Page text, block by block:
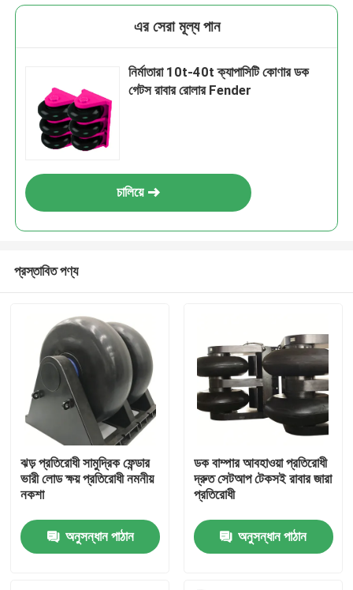
এর সেরা মূল্য পান
নির্মাতারা 10t-40t ক্যাপাসিটি কোণার ডক
গেটস রাবার রোলার Fender
চালিয়ে
প্রস্তাবিত পণ্য
ঝড় প্রতিরোধী সামুদ্রিক ফেন্ডার
ভারী লোড ক্ষয় প্রতিরোধী নমনীয়
নকশা
অনুসন্ধান পাঠান
ডক বাম্পার আবহাওয়া প্রতিরোধী
দ্রুত সেটআপ টেকসই রাবার জারা
প্রতিরোধী
অনুসন্ধান পাঠান